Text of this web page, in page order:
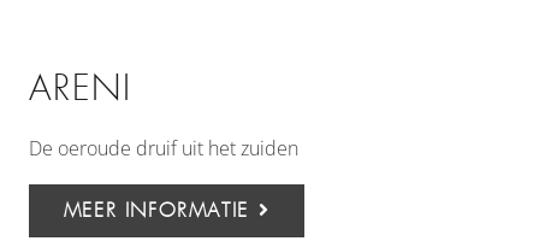
ARENI
De oeroude druif uit het zuiden
MEER INFORMATIE